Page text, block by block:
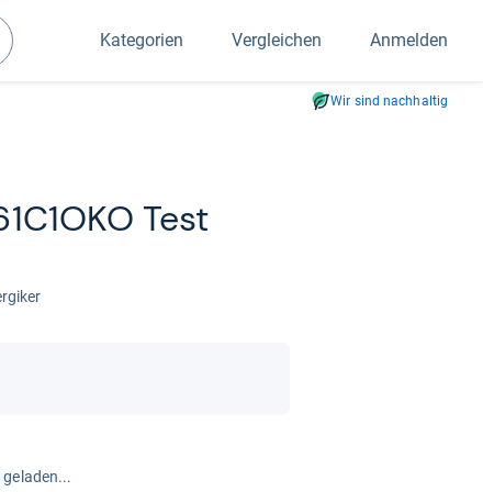
Kategorien Vergleichen Anmelden
Wir sind nachhaltig
Test